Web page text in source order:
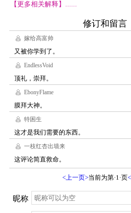
【更多相关解释】......